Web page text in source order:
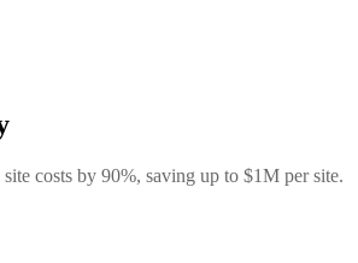
costs by 90%, saving up to $1M per site.